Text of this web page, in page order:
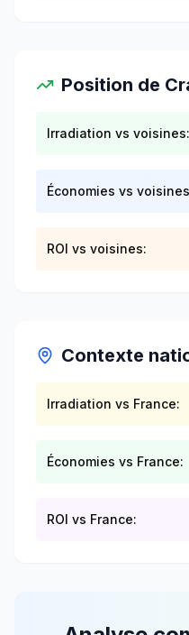
Position de
Irradiation vs voisines:
Économies vs
ROI vs voisines:
Contexte
Irradiation vs France:
Économies vs France:
ROI vs France: